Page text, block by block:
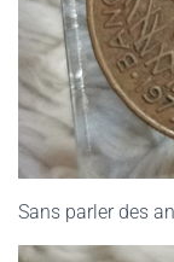
Sans parler des